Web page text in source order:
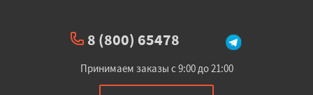
8 (800) 65478
Принимаем заказы с 9:00 до 21:00